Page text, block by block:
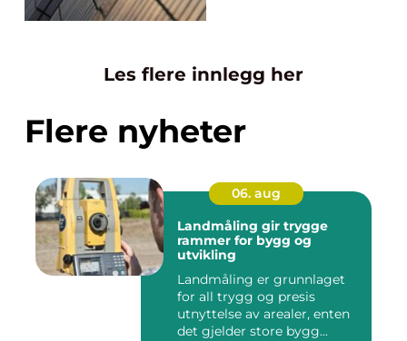
Les flere innlegg her
Flere nyheter
06. aug
Landmåling gir trygge
rammer for bygg og
utvikling
Landmåling er grunnlaget
for all trygg og presis
utnyttelse av arealer, enten
det gjelder store bygg...